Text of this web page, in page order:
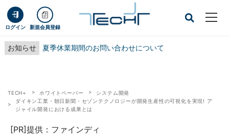
ログイン 新規会員登録
お知らせ 夏季休業期間のお問い合わせについて
TECH+ ホワイトペーパー
システム開発
ダイキン工業・朝日新聞・セゾンテクノロジーが開発生産性の可視化を実現! ア
ジャイル開発における成果とは
[PR]提供：ファインディ